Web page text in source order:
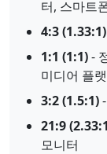
터, 스마트
4:3 (1.33:1)
1:1 (1:1)-
미디어 플
3:2 (1.5:1)
21:9
모니터